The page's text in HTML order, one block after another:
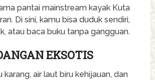
pantai mainstream kayak Kuta
Di sini, kamu bisa duduk sendiri,
atau baca buku tanpa gangguan.
EKSOTIS
karang, air laut biru kehijauan, dan